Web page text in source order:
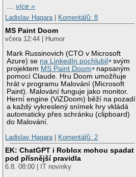
…více »
Ladislav Hagara
Komentářů: 8
MS Paint Doom
včera 12:44 | Humor
Mark Russinovich (CTO v Microsoft
Azure) se na LinkedIn pochlubil
svým
projektem MS Paint Doom
napsaným
pomocí Claude. Hru Doom umožňuje
hrát v programu Malování (Microsoft
Paint). Malování funguje jako monitor.
Herní engine (ViZDoom) běží na pozadí
a každý vykreslený snímek hry vkládá
automaticky přes schránku (clipboard)
do Malování.
Ladislav Hagara
Komentářů: 2
EK: ChatGPT i Roblox mohou spadat
pod přísnější pravidla
6.8. 08:00 | IT novinky